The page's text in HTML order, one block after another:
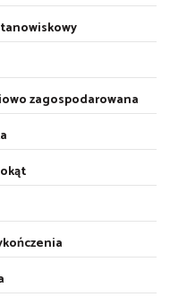
zagospodarowana